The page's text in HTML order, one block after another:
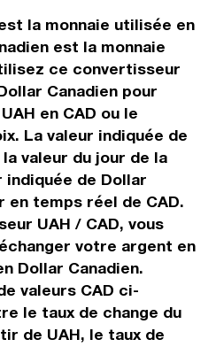
la monnaie utilisée en
est la monnaie
ce convertisseur
Canadien pour
en CAD ou le
La valeur indiquée de
valeur du jour de la
indiquée de Dollar
en temps réel de CAD.
UAH / CAD, vous
votre argent en
Dollar Canadien.
valeurs CAD ci-
le taux de change du
de UAH, le taux de